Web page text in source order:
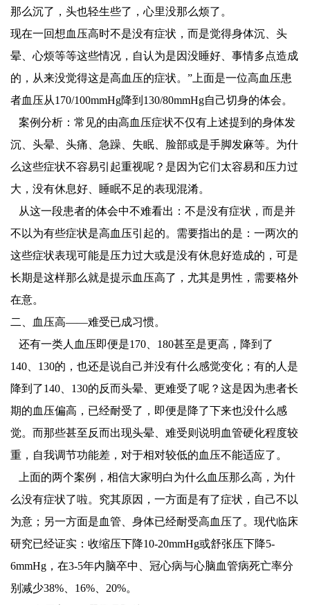
那么沉了，头也轻生些了，心里没那么烦了。
现在一回想血压高时不是没有症状，而是觉得身体沉、头
晕、心烦等等这些情况，自认为是因没睡好、事情多点造成
的，从来没觉得这是高血压的症状。”上面是一位高血压患
者血压从170/100mmHg降到130/80mmHg自己切身的体会。
案例分析：常见的由高血压症状不仅有上述提到的身体发
沉、头晕、头痛、急躁、失眠、脸部或是手脚发麻等。为什
么这些症状不容易引起重视呢？是因为它们太容易和压力过
大，没有休息好、睡眠不足的表现混淆。
从这一段患者的体会中不难看出：不是没有症状，而是并
不以为有些症状是高血压引起的。需要指出的是：一两次的
这些症状表现可能是压力过大或是没有休息好造成的，可是
长期是这样那么就是提示血压高了，尤其是男性，需要格外
在意。
二、血压高——难受已成习惯。
还有一类人血压即便是170、180甚至是更高，降到了
140、130的，也还是说自己并没有什么感觉变化；有的人是
降到了140、130的反而头晕、更难受了呢？这是因为患者长
期的血压偏高，已经耐受了，即便是降了下来也没什么感
觉。而那些甚至反而出现头晕、难受则说明血管硬化程度较
重，自我调节功能差，对于相对较低的血压不能适应了。
上面的两个案例，相信大家明白为什么血压那么高，为什
么没有症状了啦。究其原因，一方面是有了症状，自己不以
为意；另一方面是血管、身体已经耐受高血压了。现代临床
研究已经证实：收缩压下降10-20mmHg或舒张压下降5-
6mmHg，在3-5年内脑卒中、冠心病与心脑血管病死亡率分
别减少38%、16%、20%。